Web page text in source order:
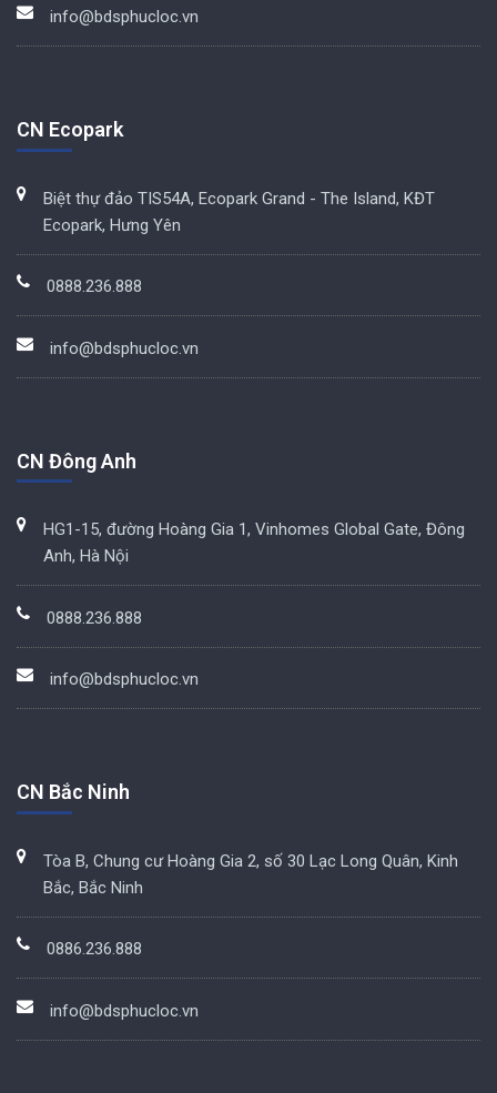
info@bdsphucloc.vn
CN Ecopark
Biệt thự đảo TIS54A, Ecopark Grand - The Island, KĐT
Ecopark, Hưng Yên
0888.236.888
info@bdsphucloc.vn
CN Đông Anh
HG1-15, đường Hoàng Gia 1, Vinhomes Global Gate, Đông
Anh, Hà Nội
0888.236.888
info@bdsphucloc.vn
CN Bắc Ninh
Tòa B, Chung cư Hoàng Gia 2, số 30 Lạc Long Quân, Kinh
Bắc, Bắc Ninh
0886.236.888
info@bdsphucloc.vn